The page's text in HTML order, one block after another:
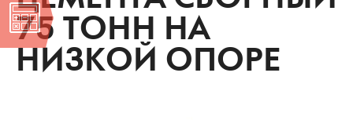
75 ТОНН НА
НИЗКОЙ ОПОРЕ